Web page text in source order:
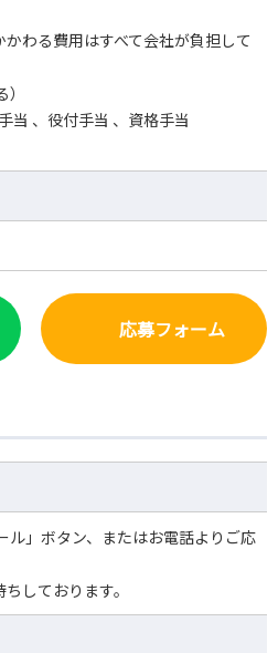
わる費用はすべて会社が負担して
当 、役付手当 、資格手当
応募フォーム
ル」ボタン、またはお電話よりご応
しております。